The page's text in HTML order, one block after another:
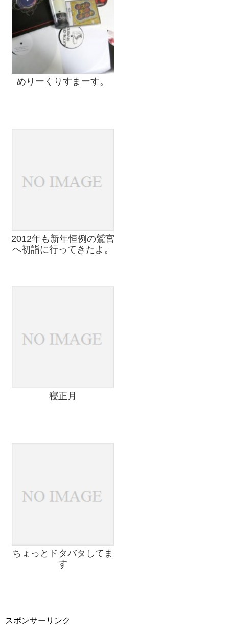
めりーくりすまーす。
2012年も新年恒例の鷲宮
へ初詣に行ってきたよ。
寝正月
ちょっとドタバタしてま
す
スポンサーリンク